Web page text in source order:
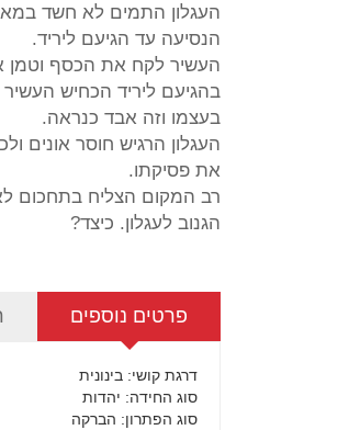
העגלון התמים לא חשד
הנסיעה עד הגיעם ליריד.
העשיר לקח את הכסף וטמן
בהגיעם ליריד הכחיש
בעצמו וזה אבד כנראה.
העגלון הרגיש חוסר אונים
את פסיקתו.
רב המקום הצליח בתחכום
הגנוב לעגלון. כיצד?
פרטים נוספים
דרגת קושי: בינונית
סוג החידה: יהדות
סוג הפתרון: הברקה